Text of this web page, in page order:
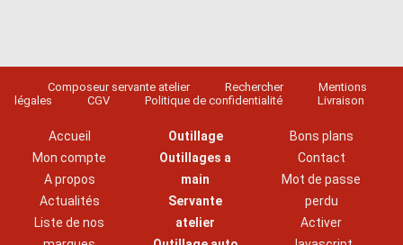
Composeur servante atelier Rechercher
Mentions
légales
CGV Politique de confidentialité Livraison
Accueil
Mon compte
A propos
Actualités
Liste de nos
Outillage
Outillages a
main
Servante
atelier
Bons plans
Contact
Mot de passe
perdu
Activer